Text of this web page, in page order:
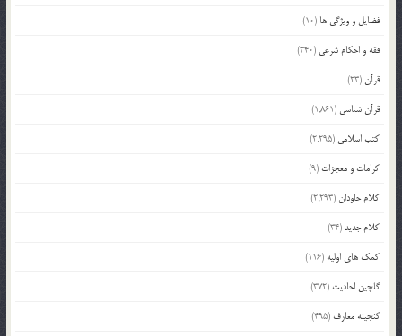
فضایل و ویژگی ها (10)
فقه و احکام شرعی (340)
قرآن(23)
قرآن شناسی (1,861)
کتب اسلامی (2,295)
کرامات و معجزات (9)
کلام جاودان(2,293)
کلام جدید(34)
کمک های اولیه (116)
گلچین احادیث (372)
گنجینه معارف (495)